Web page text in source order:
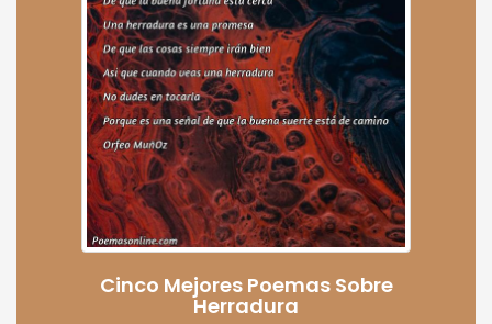
Cinco Mejores Poemas Sobre
Herradura